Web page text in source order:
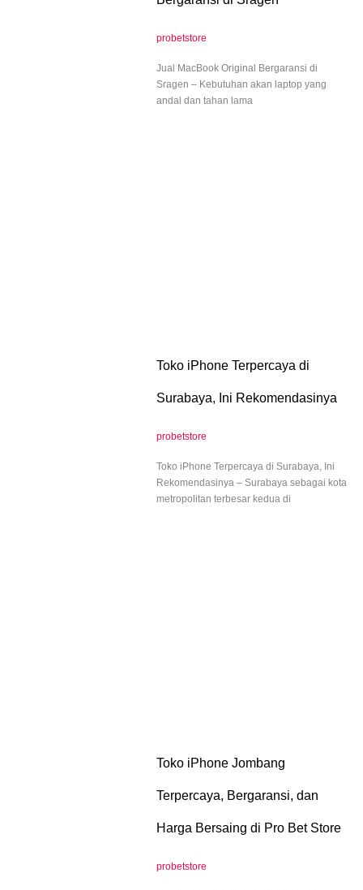
probetstore
Jual MacBook Original Bergaransi di
Sragen – Kebutuhan akan laptop yang
andal dan tahan lama
Toko iPhone Terpercaya di
Surabaya, Ini Rekomendasinya
probetstore
Toko iPhone Terpercaya di Surabaya, Ini
Rekomendasinya – Surabaya sebagai kota
metropolitan terbesar kedua di
Toko iPhone Jombang
Terpercaya, Bergaransi, dan
Harga Bersaing di Pro Bet Store
probetstore